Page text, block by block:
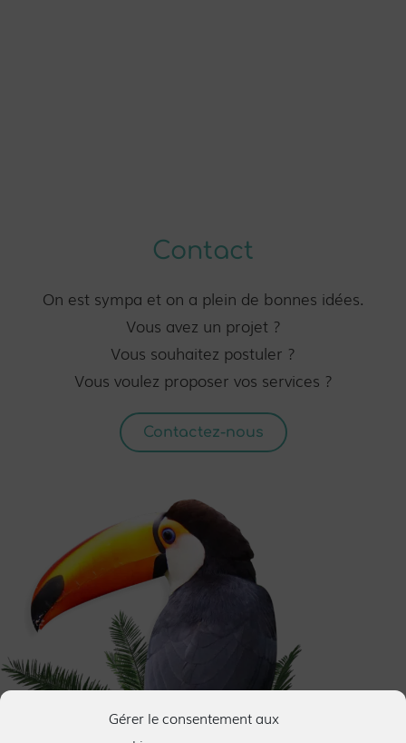
Gérer le consentement aux
Contact
On est sympa et on a plein de bonnes idées.
Vous avez un projet ?
Vous souhaitez postuler ?
Vous voulez proposer vos services ?
Contactez-nous